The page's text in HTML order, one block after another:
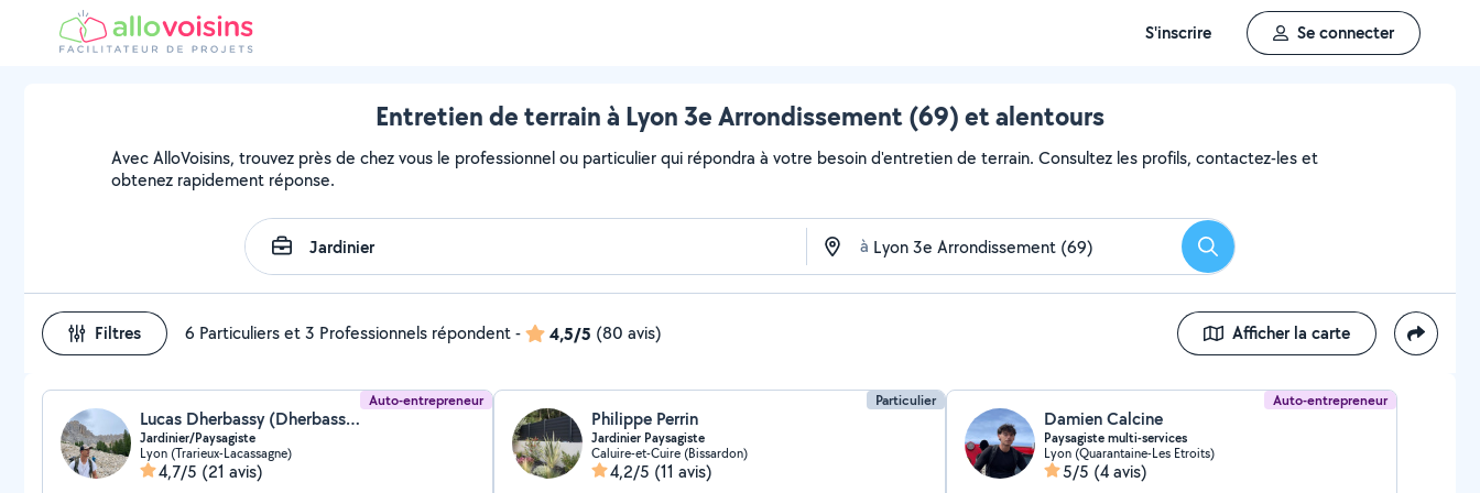
S'inscrire Se connecter
Entretien de terrain à Lyon 3e Arrondissement (69) et alentours
Avec AlloVoisins, trouvez près de chez vous le professionnel ou particulier qui répondra à votre besoin d'entretien de terrain. Consultez les profils, contactez-les et
obtenez rapidement réponse.
à Rechercher
Filtres 6 Particuliers et 3 Professionnels répondent- 4,5/5 (80 avis) Afficher la carte
Auto-entrepreneur
Lucas Dherbassy (Dherbassy espaces verts)
Jardinier/Paysagiste
Lyon (Trarieux-Lacassagne)
4,7/5 (21 avis)
Particulier
Philippe Perrin
Jardinier Paysagiste
Caluire-et-Cuire (Bissardon)
4,2/5 (11 avis)
Auto-entrepreneur
Damien Calcine
Paysagiste multi-services
Lyon (Quarantaine-Les Etroits)
5/5 (4 avis)